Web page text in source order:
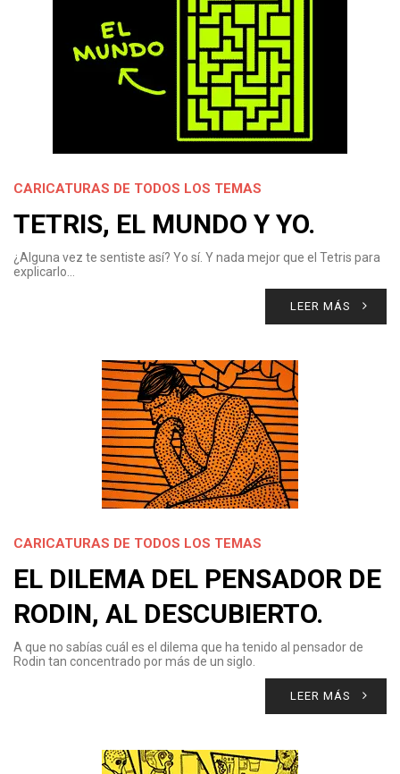
CARICATURAS DE TODOS LOS TEMAS
TETRIS, EL MUNDO Y YO.
¿Alguna vez te sentiste así? Yo sí. Y nada mejor que el Tetris para
explicarlo…
LEER MÁS
CARICATURAS DE TODOS LOS TEMAS
EL DILEMA DEL PENSADOR DE
RODIN, AL DESCUBIERTO.
A que no sabías cuál es el dilema que ha tenido al pensador de
Rodin tan concentrado por más de un siglo.
LEER MÁS